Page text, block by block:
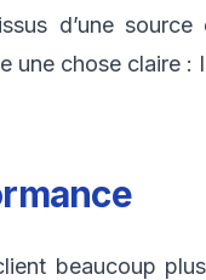
d’une source
chose claire :
beaucoup